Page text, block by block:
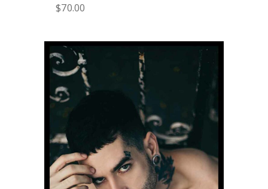
$70.00